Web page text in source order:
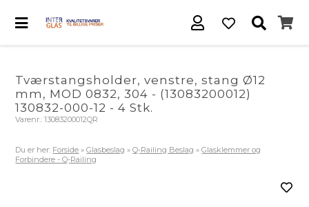
Tværstangsholder, venstre, stang Ø12
mm, MOD 0832, 304 - (13083200012)
130832-000-12 - 4 Stk.
Varenr.:13083200012QR
Du er her: Forside »Glasbeslag »Q-Railing Beslag »Glasklemmer og
Forbindere - Q-Railing